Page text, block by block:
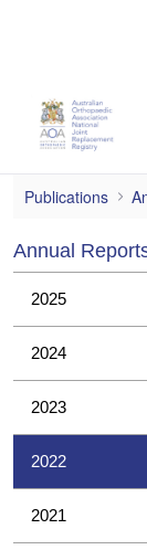
Publications
Annual
2025
2024
2023
2022
2021